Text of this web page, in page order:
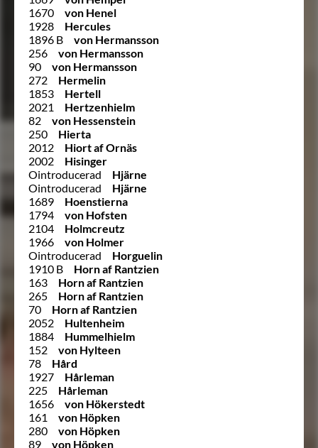
1670
von Henel
1928
Hercules
1896 B
von Hermansson
256
von Hermansson
90
von Hermansson
272
Hermelin
1853
Hertell
2021
Hertzenhielm
82
von Hessenstein
250
Hierta
2012
Hiort af Ornäs
2002
Hisinger
Ointroducerad
Hjärne
Ointroducerad
Hjärne
1689
Hoenstierna
1794
von Hofsten
2104
Holmcreutz
1966
von Holmer
Ointroducerad
Horguelin
1910 B
Horn af Rantzien
163
Horn af Rantzien
265
Horn af Rantzien
70
Horn af Rantzien
2052
Hultenheim
1884
Hummelhielm
152
von Hylteen
78
Hård
1927
Hårleman
225
Hårleman
1656
von Hökerstedt
161
von Höpken
280
von Höpken
89
von Höpken